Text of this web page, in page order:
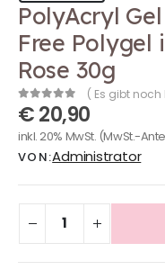
PolyAcryl
Free Polygel
Rose 30g
0out of 5
( Es gibt
€20,90
inkl. 20% MwSt. (MwSt.-
VON:Administrator